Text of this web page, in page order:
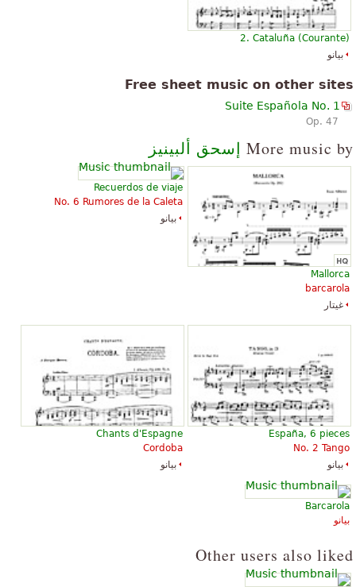
2. Cataluña (Courante)
بيانو
Free sheet music on other sites
Suite Española No. 1
Op. 47
More music by إسحق ألبينيز
Mallorca
barcarola
غيتار
Recuerdos de viaje
No. 6 Rumores de la Caleta
بيانو
España, 6 pieces
No. 2 Tango
بيانو
Chants d'Espagne
Cordoba
بيانو
Barcarola
بيانو
Other users also liked